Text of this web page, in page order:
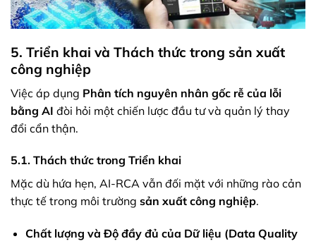
5. Triển khai và Thách thức trong sản xuất
công nghiệp
Việc áp dụng Phân tích nguyên nhân gốc rễ của lỗi
bằng AI đòi hỏi một chiến lược đầu tư và quản lý thay
đổi cẩn thận.
5.1. Thách thức trong Triển khai
Mặc dù hứa hẹn, AI-RCA vẫn đối mặt với những rào cản
thực tế trong môi trường sản xuất công nghiệp.
Chất lượng và Độ đầy đủ của Dữ liệu (Data Quality